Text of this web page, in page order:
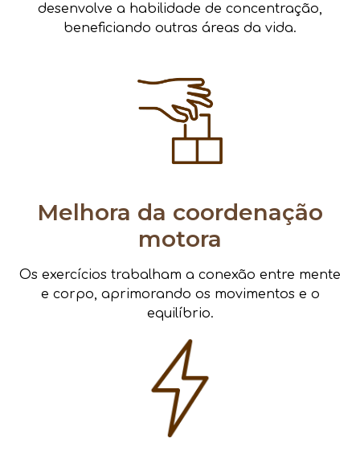
desenvolve a habilidade de concentração,
beneficiando outras áreas da vida.
Melhora da coordenação
motora
Os exercícios trabalham a conexão entre mente
e corpo, aprimorando os movimentos e o
equilíbrio.